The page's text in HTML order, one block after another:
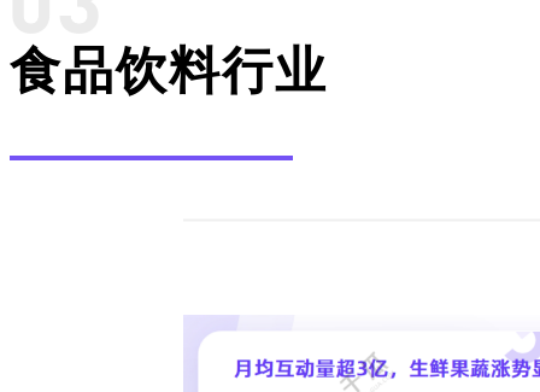
食品饮料行业